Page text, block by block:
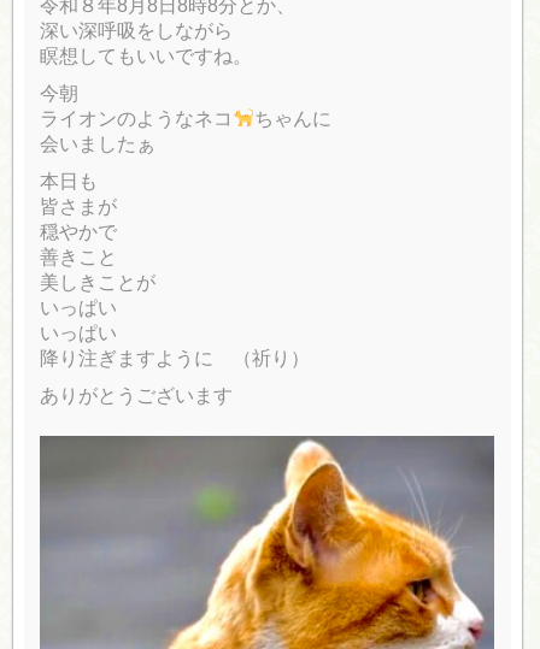
令和８年8月8日8時8分とか、
深い深呼吸をしながら
瞑想してもいいですね。
今朝
ライオンのようなネコ
ちゃんに
会いましたぁ
本日も
皆さまが
穏やかで
善きこと
美しきことが
いっぱい
いっぱい
降り注ぎますように （祈り）
ありがとうございます